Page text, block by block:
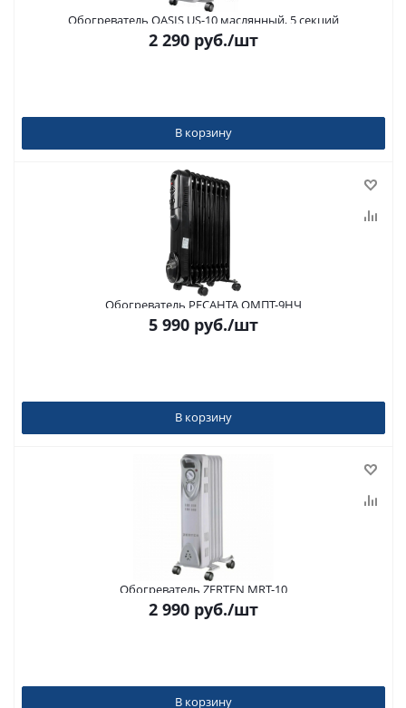
Обогреватель OASIS US-10 маслянный, 5 секций
2 290 руб./шт
В корзину
Обогреватель РЕСАНТА ОМПТ-9НЧ
5 990 руб./шт
В корзину
Обогреватель ZERTEN MRT-10
2 990 руб./шт
В корзину